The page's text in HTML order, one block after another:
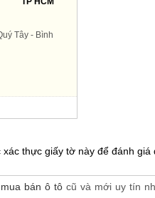
Tây - Bình
thực giấy tờ này để đánh giá
mua bán ô tô cũ và mới uy tín